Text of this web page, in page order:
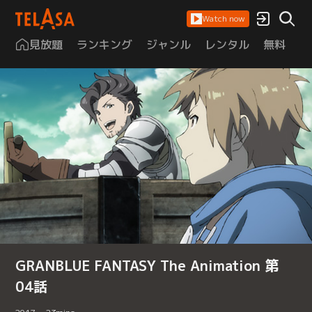
Watch now
見放題 ランキング ジャンル レンタル 無料
GRANBLUE FANTASY The Animation 第
04話